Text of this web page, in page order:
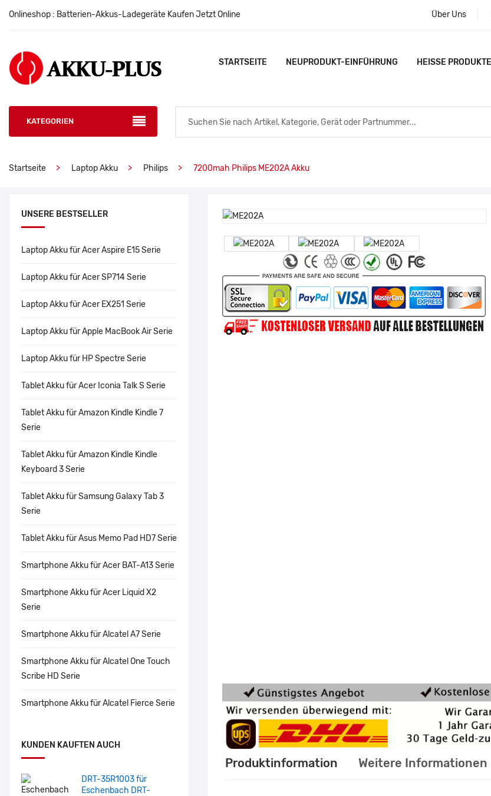
Onlineshop : Batterien-Akkus-Ladegeräte Kaufen Jetzt Online Über Uns
STARTSEITE NEUPRODUKT-EINFÜHRUNG HEISSE PRODUKTE
KATEGORIEN
Startseite Laptop Akku Philips 7200mah Philips ME202A Akku
UNSERE BESTSELLER
Laptop Akku für Acer Aspire E15 Serie
Laptop Akku für Acer SP714 Serie
Laptop Akku für Acer EX251 Serie
Laptop Akku für Apple MacBook Air Serie
Laptop Akku für HP Spectre Serie
Tablet Akku für Acer Iconia Talk S Serie
Tablet Akku für Amazon Kindle Kindle 7
Serie
Tablet Akku für Amazon Kindle Kindle
Keyboard 3 Serie
Tablet Akku für Samsung Galaxy Tab 3
Serie
Tablet Akku für Asus Memo Pad HD7 Serie
Smartphone Akku für Acer BAT-A13 Serie
Smartphone Akku für Acer Liquid X2
Serie
Smartphone Akku für Alcatel A7 Serie
Smartphone Akku für Alcatel One Touch
Scribe HD Serie
Smartphone Akku für Alcatel Fierce Serie
KUNDEN KAUFTEN AUCH
DRT-35R1003 für
Eschenbach DRT-
Produktinformation Weitere Informationen